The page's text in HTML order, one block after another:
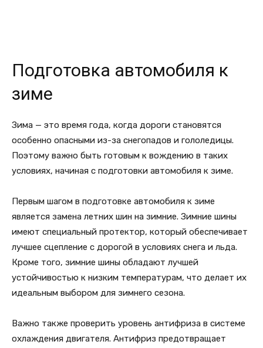
Подготовка автомобиля к
зиме
Зима — это время года, когда дороги становятся
особенно опасными из-за снегопадов и гололедицы.
Поэтому важно быть готовым к вождению в таких
условиях, начиная с подготовки автомобиля к зиме.
Первым шагом в подготовке автомобиля к зиме
является замена летних шин на зимние. Зимние шины
имеют специальный протектор, который обеспечивает
лучшее сцепление с дорогой в условиях снега и льда.
Кроме того, зимние шины обладают лучшей
устойчивостью к низким температурам, что делает их
идеальным выбором для зимнего сезона.
Важно также проверить уровень антифриза в системе
охлаждения двигателя. Антифриз предотвращает